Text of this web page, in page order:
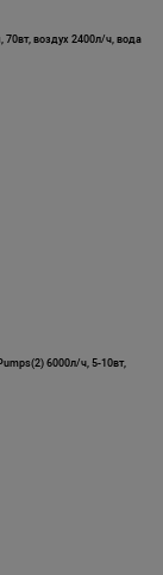
70вт, воздух 2400л/ч, вода
6000л/ч, 5-10вт,